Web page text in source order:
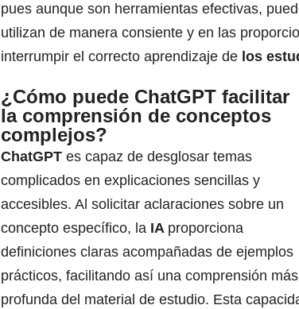
pues aunque son herramientas efectivas,
utilizan de manera consiente y en las
interrumpir el correcto aprendizaje de los
¿Cómo puede ChatGPT facilitar
la comprensión de conceptos
complejos?
ChatGPT es capaz de desglosar temas
complicados en explicaciones sencillas y
accesibles. Al solicitar aclaraciones sobre un
concepto específico, la IA proporciona
definiciones claras acompañadas de ejemplos
prácticos, facilitando así una comprensión más
profunda del material de estudio. Esta